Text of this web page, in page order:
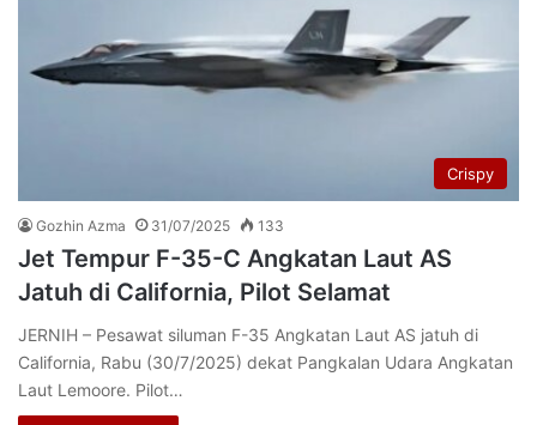
Crispy
Gozhin Azma 31/07/2025 133
Jet Tempur F-35-C Angkatan Laut AS
Jatuh di California, Pilot Selamat
JERNIH – Pesawat siluman F-35 Angkatan Laut AS jatuh di
California, Rabu (30/7/2025) dekat Pangkalan Udara Angkatan
Laut Lemoore. Pilot…